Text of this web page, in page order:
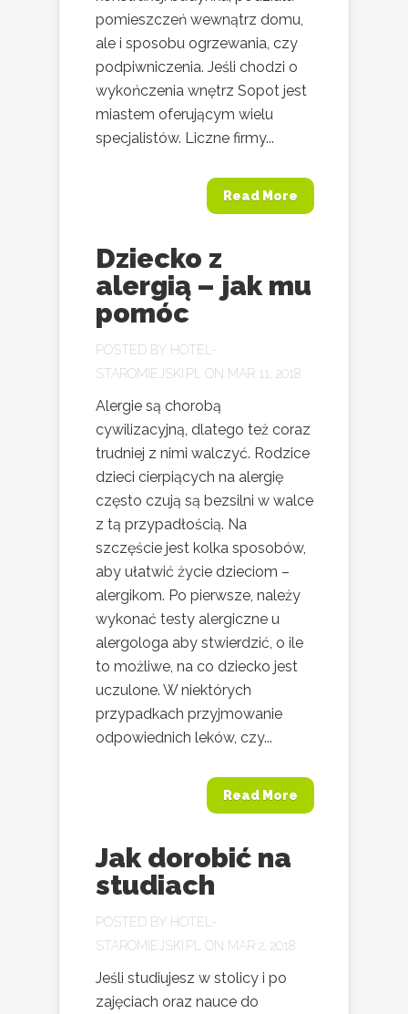
pomieszczeń wewnątrz domu,
ale i sposobu ogrzewania, czy
podpiwniczenia. Jeśli chodzi o
wykończenia wnętrz Sopot jest
miastem oferującym wielu
specjalistów. Liczne firmy...
Read More
Dziecko z
alergią – jak mu
pomóc
POSTED BY HOTEL-
STAROMIEJSKI.PL
ON MAR 11, 2018
Alergie są chorobą
cywilizacyjną, dlatego też coraz
trudniej z nimi walczyć. Rodzice
dzieci cierpiących na alergię
często czują są bezsilni w walce
z tą przypadłością. Na
szczęście jest kolka sposobów,
aby ułatwić życie dzieciom –
alergikom. Po pierwsze, należy
wykonać testy alergiczne u
alergologa aby stwierdzić, o ile
to możliwe, na co dziecko jest
uczulone. W niektórych
przypadkach przyjmowanie
odpowiednich leków, czy...
Read More
Jak dorobić na
studiach
POSTED BY HOTEL-
STAROMIEJSKI.PL
ON MAR 2, 2018
Jeśli studiujesz w stolicy i po
zajęciach oraz nauce do